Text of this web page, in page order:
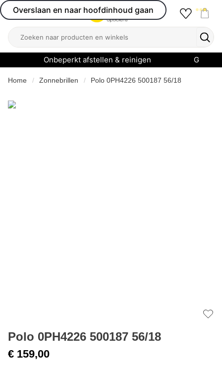
Overslaan en naar hoofdinhoud gaan
Open menu
Zoeken
Onbeperkt afstellen & reinigen
Home Zonnebrillen Polo 0PH4226 500187 56/18
Polo 0PH4226 500187 56/18
€ 159,00